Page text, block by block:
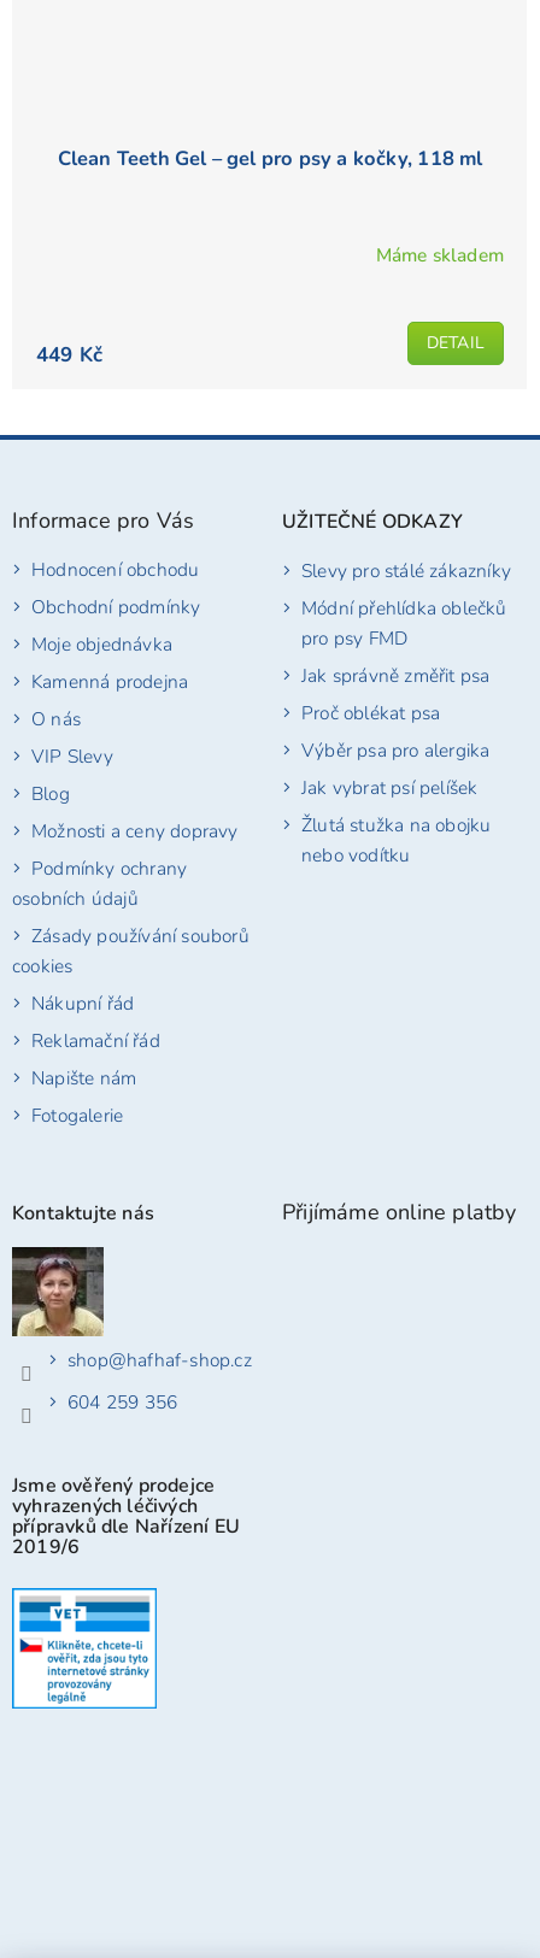
Clean Teeth Gel – gel pro psy a kočky, 118 ml
je
5
Máme skladem
449 Kč DETAIL
Z
Informace pro Vás
Hodnocení obchodu
Obchodní podmínky
Moje objednávka
Kamenná prodejna
O nás
VIP Slevy
Blog
Možnosti a ceny dopravy
Podmínky ochrany
osobních údajů
Zásady používání souborů
cookies
Nákupní řád
Reklamační řád
Napište nám
Fotogalerie
UŽITEČNÉ ODKAZY
Slevy pro stálé zákazníky
Módní přehlídka oblečků
pro psy FMD
Jak správně změřit psa
Proč oblékat psa
Výběr psa pro alergika
Jak vybrat psí pelíšek
Žlutá stužka na obojku
nebo vodítku
Kontaktujte nás
shop@hafhaf-shop.cz
604 259 356
Jsme ověřený prodejce
vyhrazených léčivých
přípravků dle Nařízení EU
2019/6
Přijímáme online platby